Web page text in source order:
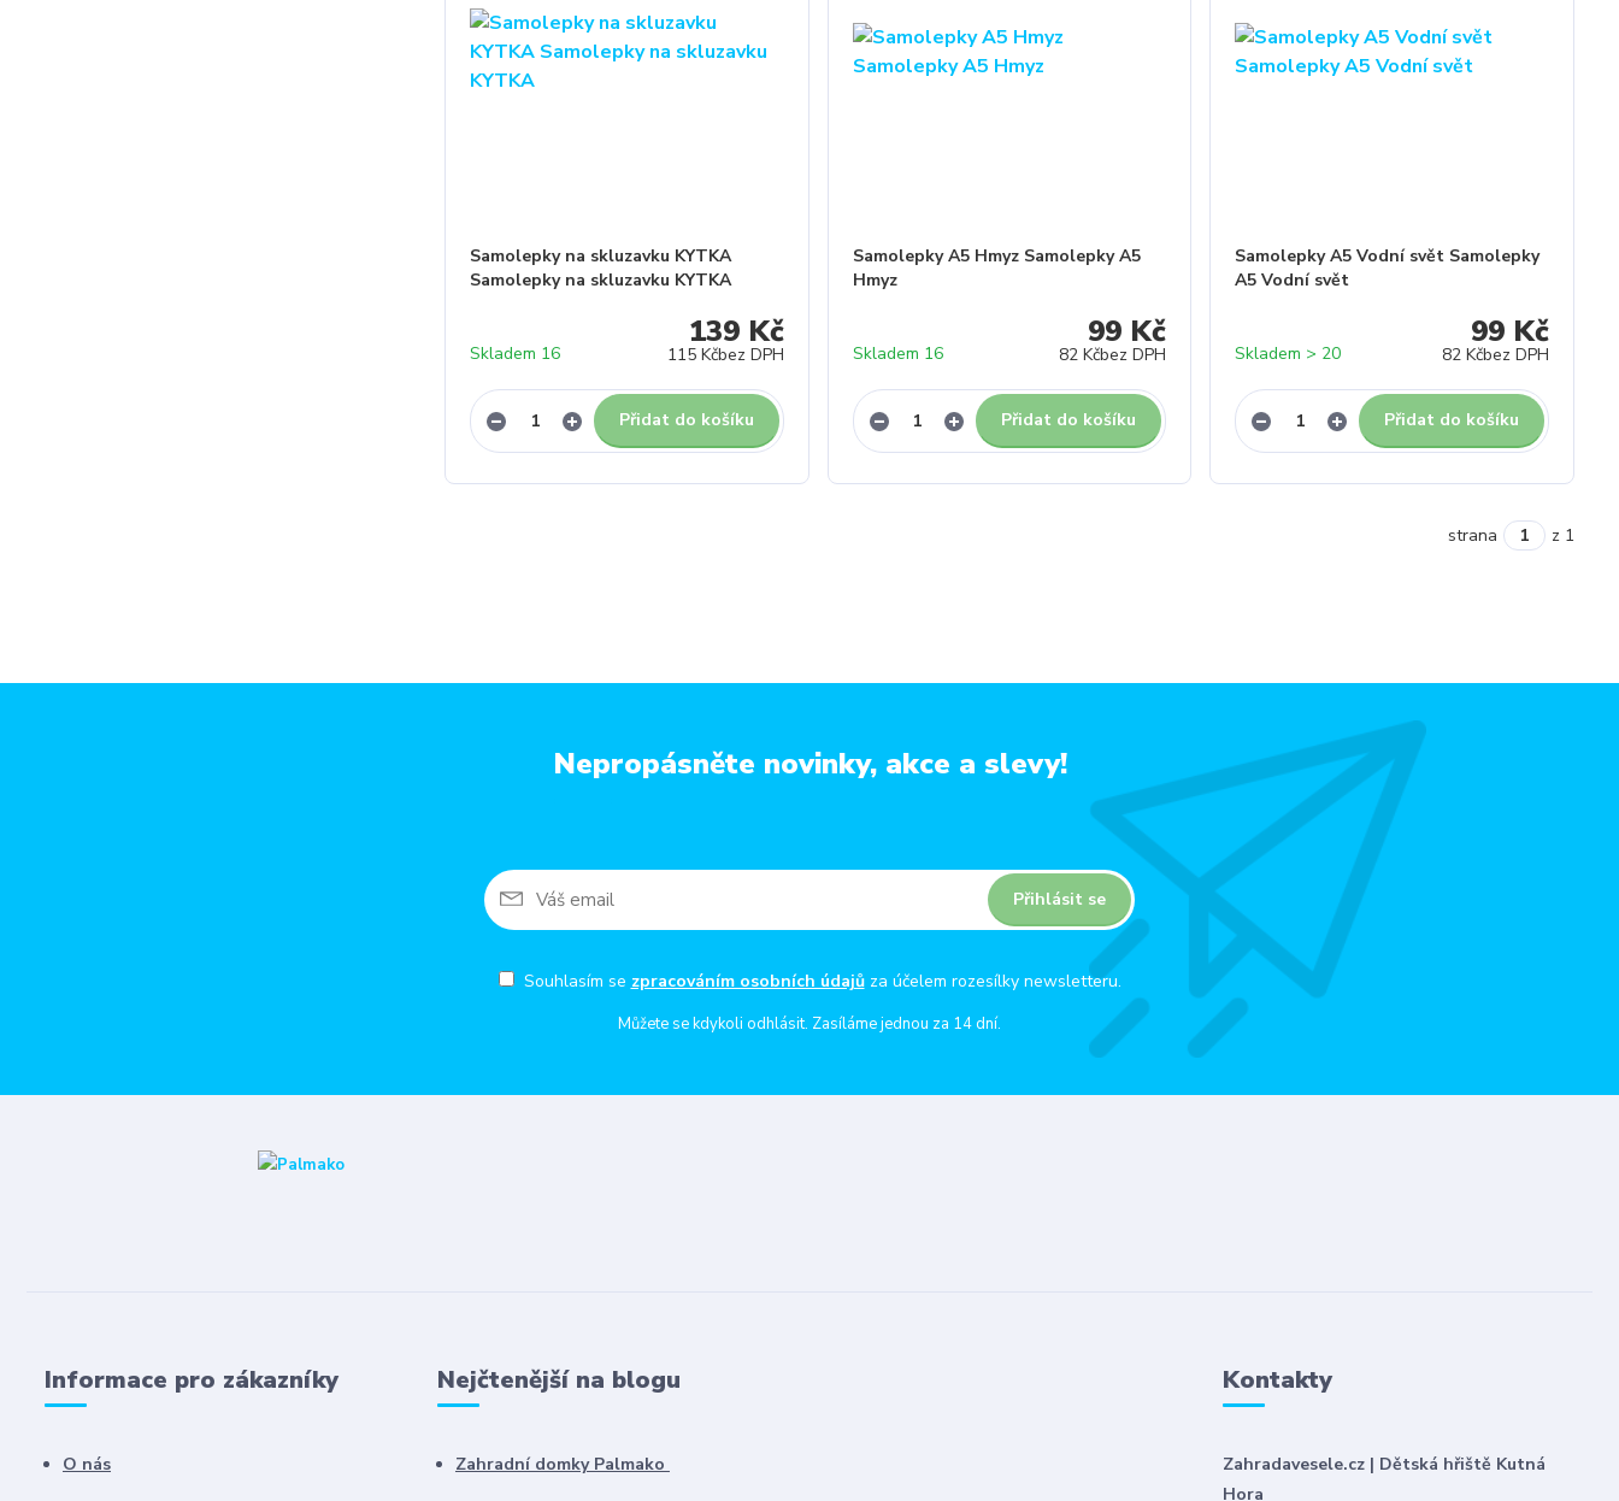
Samolepky na skluzavku KYTKA
Samolepky na skluzavku KYTKA
139 Kč
115 Kčbez DPH
Skladem 16
Přidat do košíku
Samolepky A5 Hmyz Samolepky A5
Hmyz
99 Kč
82 Kčbez DPH
Skladem 16
Přidat do košíku
Samolepky A5 Vodní svět Samolepky
A5 Vodní svět
99 Kč
82 Kčbez DPH
Skladem > 20
Přidat do košíku
strana z 1
Nepropásněte novinky, akce a slevy!
Přihlásit se
Souhlasím se zpracováním osobních údajůza účelem rozesílky newsletteru.
Můžete se kdykoli odhlásit. Zasíláme jednou za 14 dní.
Informace pro zákazníky
O nás
Nejčtenější na blogu
Zahradní domky Palmako
Kontakty
Zahradavesele.cz | Dětská hřiště Kutná
Hora